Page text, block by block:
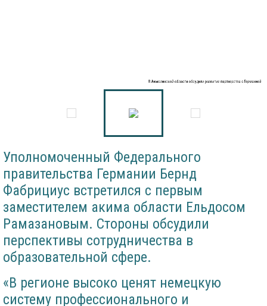
В Акмолинской области обсудили развитие партнерства с Германией
Уполномоченный Федерального
правительства Германии Бернд
Фабрициус встретился с первым
заместителем акима области Ельдосом
Рамазановым. Стороны обсудили
перспективы сотрудничества в
образовательной сфере.
«В регионе высоко ценят немецкую
систему профессионального и